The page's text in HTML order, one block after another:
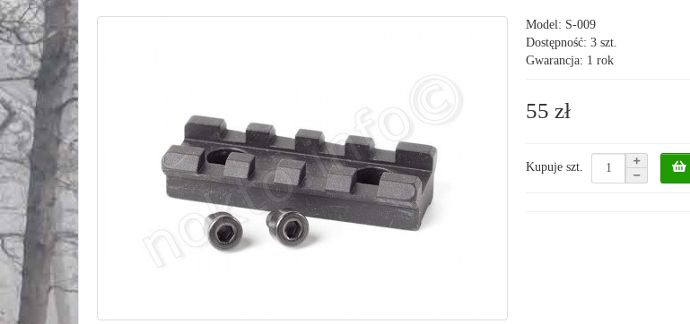
Model: S-009
Dostępność: 3 szt.
Gwarancja: 1 rok
55 zł
Kupuje szt.